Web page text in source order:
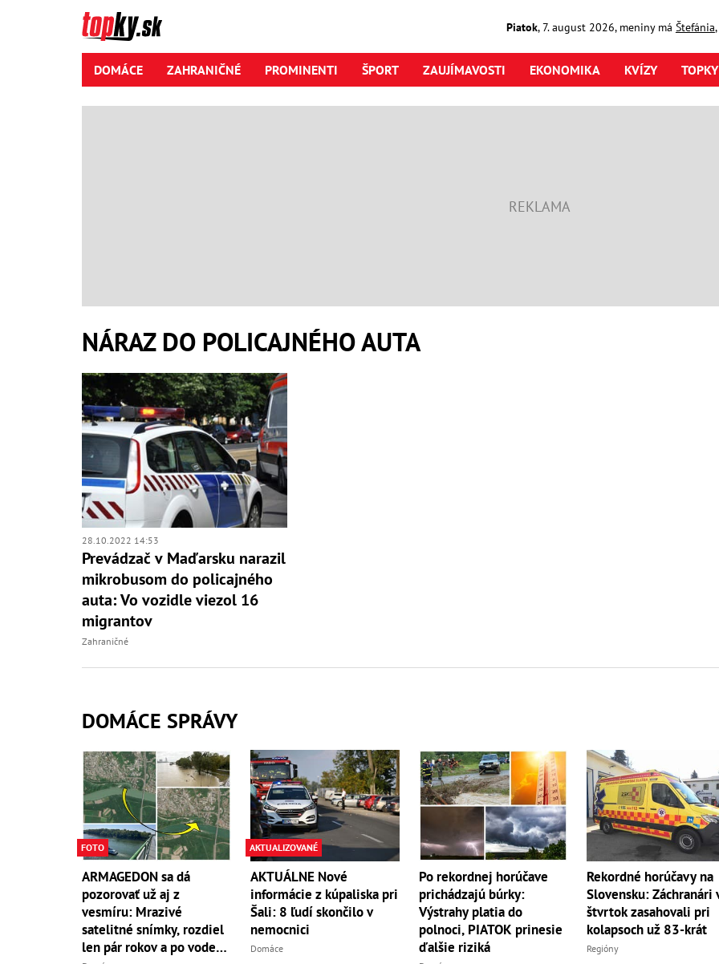
Piatok,7. august2026, meniny má Štefánia
DOMÁCE ZAHRANIČNÉ PROMINENTI ŠPORT ZAUJÍMAVOSTI EKONOMIKA KVÍZY
NÁRAZ DO POLICAJNÉHO AUTA
28.10.2022 14:53
Prevádzač v Maďarsku narazil
mikrobusom do policajného
auta: Vo vozidle viezol 16
migrantov
Zahraničné
DOMÁCE SPRÁVY
FOTO
ARMAGEDON sa dá
pozorovať už aj z
vesmíru: Mrazivé
satelitné snímky, rozdiel
len pár rokov a po vode
AKTUALIZOVANÉ
AKTUÁLNE Nové
informácie z kúpaliska pri
Šali: 8 ľudí skončilo v
nemocnici
Domáce
Po rekordnej horúčave
prichádzajú búrky:
Výstrahy platia do
polnoci, PIATOK prinesie
ďalšie riziká
Rekordné horúčavy na
Slovensku: Záchranári
štvrtok zasahovali pri
kolapsoch už 83-krát
Regióny